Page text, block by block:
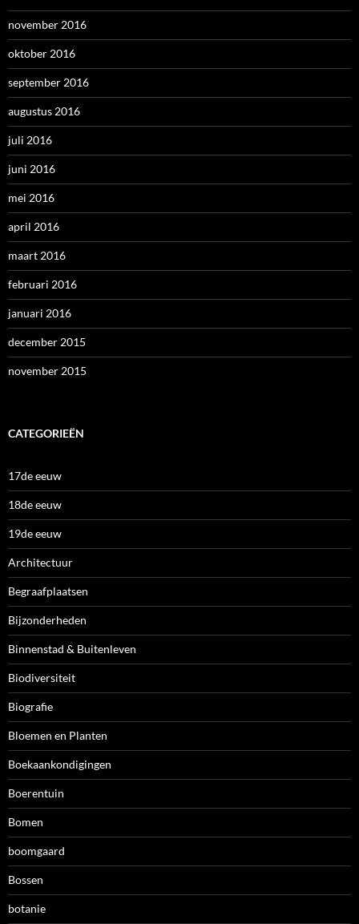
november 2016
oktober 2016
september 2016
augustus 2016
juli 2016
juni 2016
mei 2016
april 2016
maart 2016
februari 2016
januari 2016
december 2015
november 2015
CATEGORIEËN
17de eeuw
18de eeuw
19de eeuw
Architectuur
Begraafplaatsen
Bijzonderheden
Binnenstad & Buitenleven
Biodiversiteit
Biografie
Bloemen en Planten
Boekaankondigingen
Boerentuin
Bomen
boomgaard
Bossen
botanie